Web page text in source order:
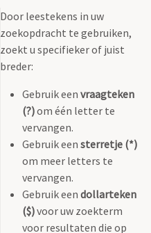
Door leestekens in uw
zoekopdracht te gebruiken,
zoekt u specifieker of juist
breder:
Gebruik een vraagteken
(?)om één letter te
vervangen.
Gebruik een sterretje (*)
om meer letters te
vervangen.
Gebruik een dollarteken
($)voor uw zoekterm
voor resultaten die op